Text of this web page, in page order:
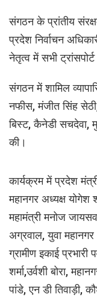
संगठन के प्रांतीय
प्रदेश निर्वाचन
नेतृत्व में सभी
संगठन में शामिल
नफीस, मंजीत सिंह
बिस्ट, कैनेडी सचदेवा,
की।
कार्यक्रम में प्रदेश
महानगर अध्यक्ष योगेश
महामंत्री मनोज
अग्रवाल, युवा महानगर
ग्रामीण इकाई प्रभारी
शर्मा,उर्वशी बोरा,
पांडे, एन डी तिवाड़ी,